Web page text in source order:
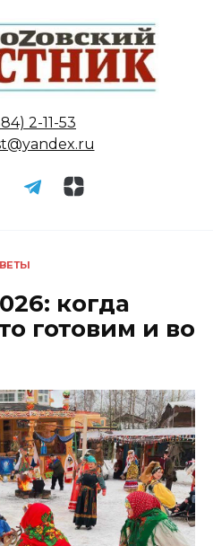
2-11-53
когда
готовим и во